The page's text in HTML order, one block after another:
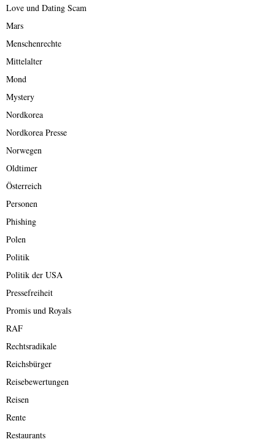
Love und Dating Scam
Mars
Menschenrechte
Mittelalter
Mond
Mystery
Nordkorea
Nordkorea Presse
Norwegen
Oldtimer
Österreich
Personen
Phishing
Polen
Politik
Politik der USA
Pressefreiheit
Promis und Royals
RAF
Rechtsradikale
Reichsbürger
Reisebewertungen
Reisen
Rente
Restaurants